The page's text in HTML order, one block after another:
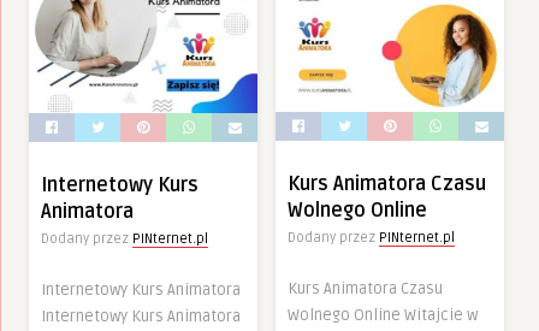
Kurs Animatora Czasu
Wolnego Online
Dodany przez PINternet.pl
Kurs Animatora Czasu
Wolnego Online Witajcie w
Internetowy Kurs
Animatora
Dodany przez PINternet.pl
Internetowy Kurs Animatora
Internetowy Kurs Animatora